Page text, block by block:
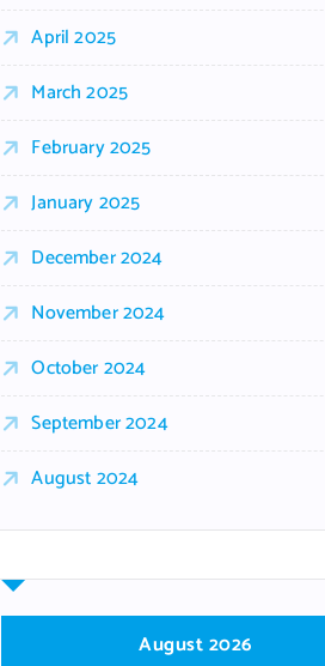
April 2025
March 2025
February 2025
January 2025
December 2024
November 2024
October 2024
September 2024
August 2024
August 2026